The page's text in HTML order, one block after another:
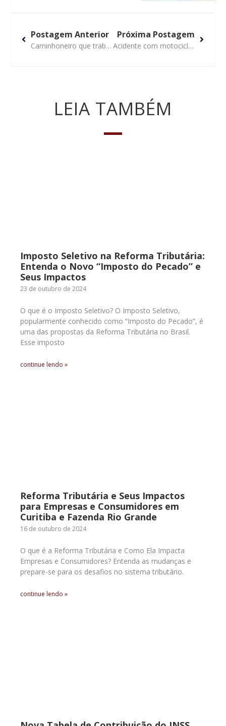
Postagem Anterior
Caminhoneiro que trabalhava até 16 horas por dia será indenizado
Próxima Postagem
Acidente com motociclista e responsabilidade das empresas
LEIA TAMBÉM
Imposto Seletivo na Reforma Tributária:
Entenda o Novo “Imposto do Pecado” e
Seus Impactos
23 de outubro de 2024
O que é o Imposto Seletivo? O Imposto Seletivo,
popularmente conhecido como “Imposto do Pecado”, é
uma das propostas da Reforma Tributária no Brasil.
Esse imposto
continue lendo »
Reforma Tributária e Seus Impactos
para Empresas e Consumidores em
Curitiba e Fazenda Rio Grande
16 de outubro de 2024
O que é a Reforma Tributária e Como Ela Impacta
Empresas e Consumidores? Entenda as mudanças e
prepare-se para os desafios no sistema tributário.
continue lendo »